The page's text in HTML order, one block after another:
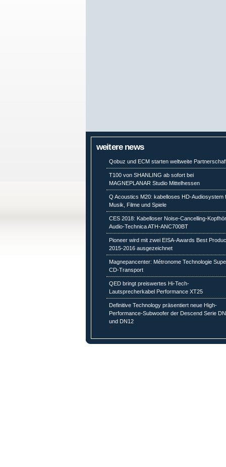
weitere news
Qobuz und ECM starten weltweite
T100 von SHANLING ab sofort bei
MAGNEPLANAR Studio Mittelhessen
Q Acoustics M20: kabelloses HD-Audiosystem
Musik, Filme und Spiele
CES 2018: Kabelloser Noise-Cancelling-
Audio-Technica ATH-ANC700BT
Pioneer wird mit zwei EISA-Awards Best
2015-2016 ausgezeichnet
Magnepancenter: Métronome Technologie
CD-Transport
QED bringt preiswertes Hi-Tech-
Lautsprecherkabel Performance XT25
Definitive Technology präsentiert neue High-
Performance-Subwoofer der Descend Serie
und DN12